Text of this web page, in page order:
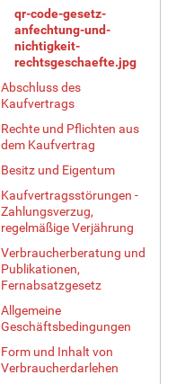
qr-code-gesetz-
anfechtung-und-
nichtigkeit-
rechtsgeschaefte.jpg
Abschluss des
Kaufvertrags
Rechte und Pflichten aus
dem Kaufvertrag
Besitz und Eigentum
Kaufvertragsstörungen -
Zahlungsverzug,
regelmäßige Verjährung
Verbraucherberatung und
Publikationen,
Fernabsatzgesetz
Allgemeine
Geschäftsbedingungen
Form und Inhalt von
Verbraucherdarlehen